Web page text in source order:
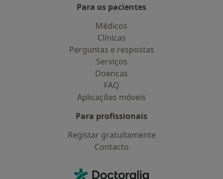
Para os pacientes
Médicos
Clínicas
Perguntas e respostas
Serviços
Doencas
FAQ
Aplicações móveis
Para profissionais
Registar gratuitamente
Contacto
Doctoralia - Homepage